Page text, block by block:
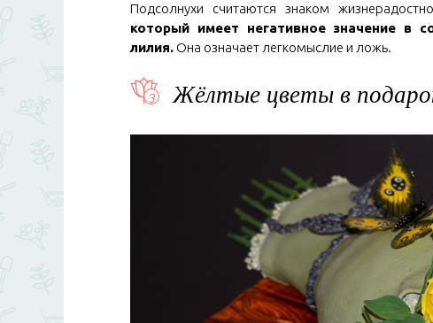
Подсолнухи считаются знаком
который имеет негативное значение в
лилия. Она означает легкомыслие и ложь.
Жёлтые цветы в